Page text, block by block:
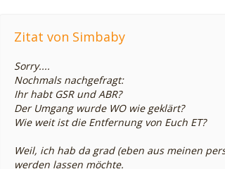
Zitat von Simbaby
Sorry....
Nochmals nachgefragt:
Ihr habt GSR und ABR?
Der Umgang wurde WO wie geklärt?
Wie weit ist die Entfernung von Euch ET?
Weil, ich hab da grad (eben aus meinen
werden lassen möchte.